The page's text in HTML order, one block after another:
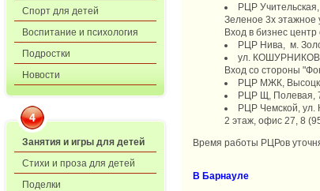
Спорт для детей
Воспитание и психология
Подростки
Новости
4
Занятия и игры для детей
Стихи и проза для детей
Поделки
РЦР Учительская,
Зеленое 3х этажное
Вход в бизнес
РЦР Нива, м.
ул.
Вход со стороны
РЦР МЖК,
РЦР Щ, Полевая,
РЦР Чемской, ул.
2 этаж, офис 27, 8
Время работы РЦРов
В Барнауле